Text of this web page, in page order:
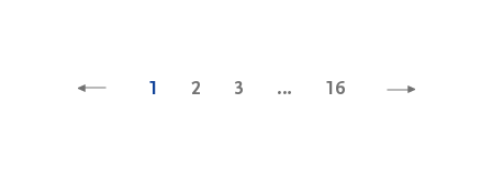
1 2 3 … 16